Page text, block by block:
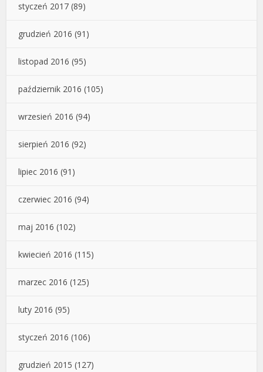
styczeń 2017 (89)
grudzień 2016 (91)
listopad 2016 (95)
październik 2016 (105)
wrzesień 2016 (94)
sierpień 2016 (92)
lipiec 2016 (91)
czerwiec 2016 (94)
maj 2016 (102)
kwiecień 2016 (115)
marzec 2016 (125)
luty 2016 (95)
styczeń 2016 (106)
grudzień 2015 (127)